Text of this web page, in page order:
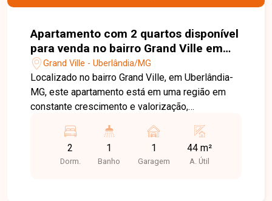
Apartamento com 2 quartos disponível
para venda no bairro Grand Ville em
Uberlândia-MG
Grand Ville - Uberlândia/MG
Localizado no bairro Grand Ville, em Uberlândia-
MG, este apartamento está em uma região em
constante crescimento e valorização,
e excelente infraestrutura. O bairro oferece fácil
acesso às principais vias da cidade, além de
estar próximo a comércios, supermercados,
2
Dorm.
1
Banho
1
Garagem
44 m²
A. Útil